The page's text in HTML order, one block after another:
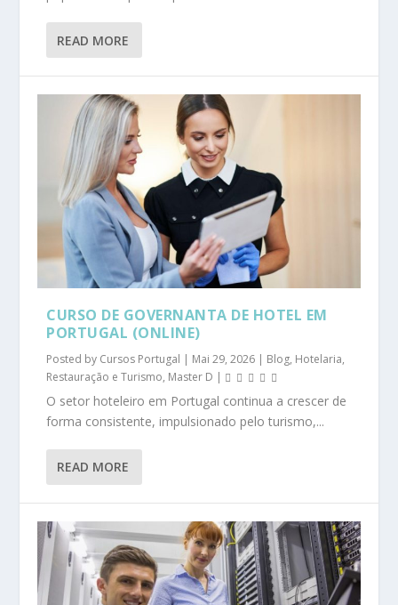
READ MORE
CURSO DE GOVERNANTA DE HOTEL EM
PORTUGAL (ONLINE)
Posted by Cursos Portugal | Mai 29, 2026 | Blog, Hotelaria,
Restauração e Turismo, Master D |
O setor hoteleiro em Portugal continua a crescer de
forma consistente, impulsionado pelo turismo,...
READ MORE